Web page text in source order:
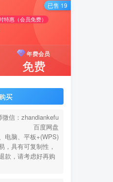
特惠（会员免费）
年费会员
免费
买
微信：zhandiankefu
百度网盘
电脑、平板+(WPS)
，具有可复制性，
款，请考虑好再购
已售 19